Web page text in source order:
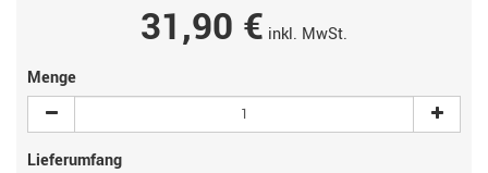
31,90 € inkl. MwSt.
Menge
Lieferumfang